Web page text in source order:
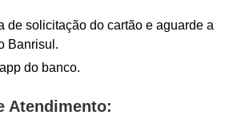
de solicitação do cartão e aguarde a
Banrisul.
do banco.
Atendimento: